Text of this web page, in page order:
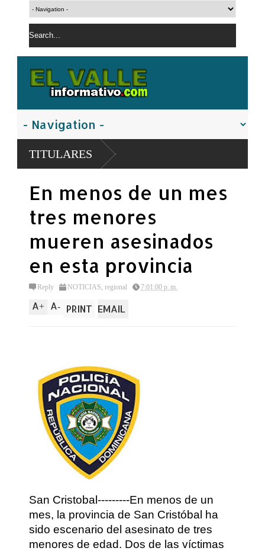
TITULARES
En menos de un mes
tres menores
mueren asesinados
en esta provincia
Reply NOTICIAS, regional 7:01:00 p. m.
A+ A- PRINT EMAIL
San Cristobal---------En menos de un
mes, la provincia de San Cristóbal ha
sido escenario del asesinato de tres
menores de edad. Dos de las víctimas